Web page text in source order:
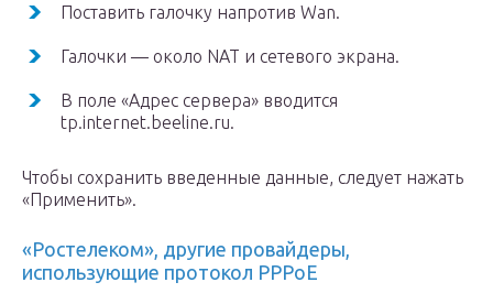
Поставить галочку напротив Wan.
Галочки — около NAT и сетевого экрана.
В поле «Адрес сервера» вводится
tp.internet.beeline.ru.
Чтобы сохранить введенные данные, следует нажать
«Применить».
«Ростелеком», другие провайдеры,
использующие протокол PPPoE